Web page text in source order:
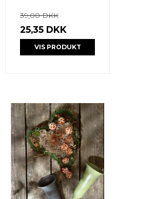
39,00 DKK
25,35 DKK
VIS PRODUKT